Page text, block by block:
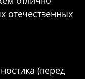
отечественных
(перед